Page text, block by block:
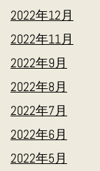
2022年12月
2022年11月
2022年9月
2022年8月
2022年7月
2022年6月
2022年5月